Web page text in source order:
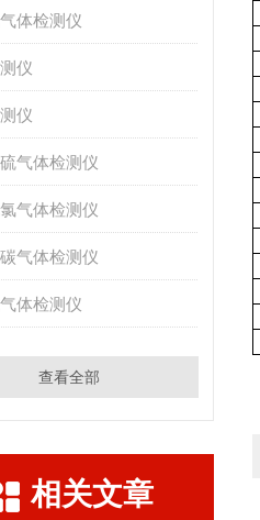
体检测仪
仪
仪
气体检测仪
气体检测仪
气体检测仪
体检测仪
查看全部
相关文章